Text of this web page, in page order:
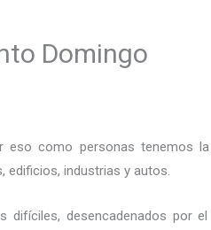
Domingo
eso como personas tenemos
edificios, industrias y autos.
desencadenados por